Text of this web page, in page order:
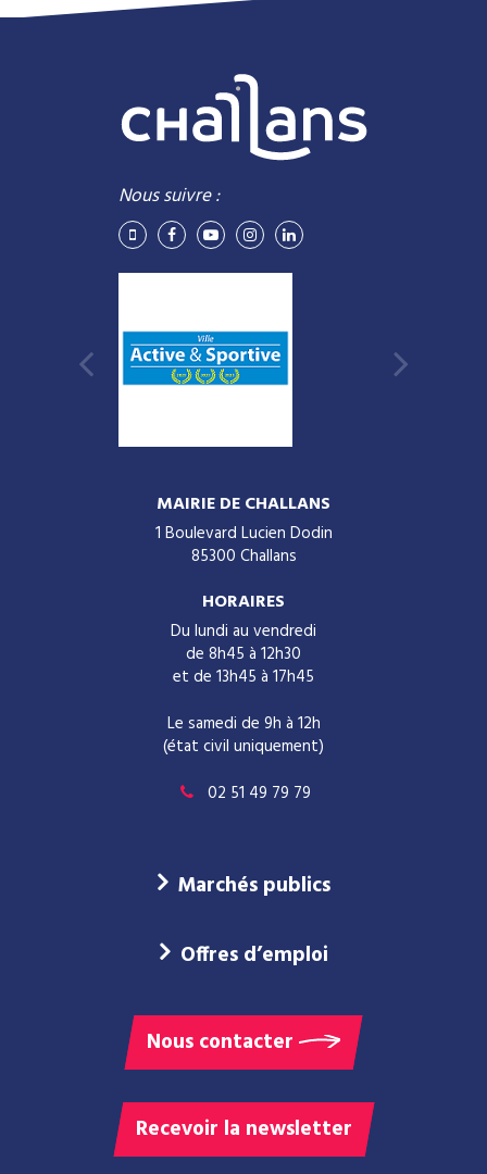
Nous suivre :
Lien
vers
le
Lien
vers
le
Lien
vers
la
Lien
vers
le
Lien
vers
le
MAIRIE DE CHALLANS
1 Boulevard Lucien Dodin
85300 Challans
HORAIRES
Du lundi au vendredi
de 8h45 à 12h30
et de 13h45 à 17h45
Le samedi de 9h à 12h
(état civil uniquement)
02 51 49 79 79
Marchés publics
Offres d’emploi
Nous contacter
Recevoir la newsletter